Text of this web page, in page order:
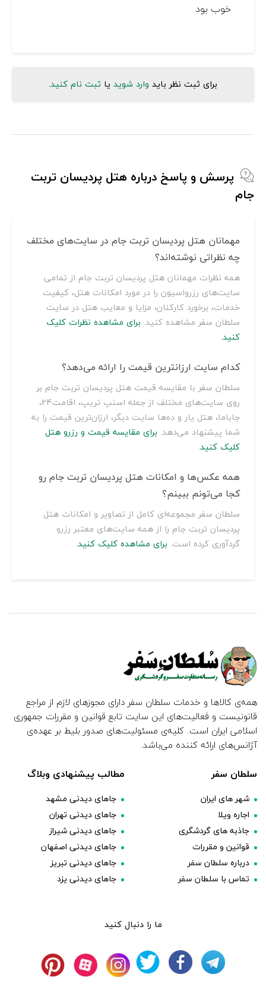
خوب بود
برای ثبت نظر باید وارد شوید یا ثبت نام کنید.
پرسش و پاسخ درباره هتل پردیسان تربت
جام
مهمانان هتل پردیسان تربت جام در سایت‌های مختلف
چه نظراتی نوشته‌اند؟
همه نظرات مهمانان هتل پردیسان تربت جام از تمامی
سایت‌های رزرواسیون را در مورد امکانات هتل، کیفیت
خدمات، برخورد کارکنان، مزایا و معایب هتل در سایت
سلطان سفر مشاهده کنید. برای مشاهده نظرات کلیک
کنید.
کدام سایت ارزانترین قیمت را ارائه می‌دهد؟
سلطان سفر با مقایسه قیمت هتل پردیسان تربت جام بر
روی سایت‌های مختلف از جمله اسنپ تریپ، اقامت24،
جاباما، هتل یار و ده‌ها سایت دیگر، ارزان‌ترین قیمت را به
شما پیشنهاد می‌دهد. برای مقایسه قیمت و رزرو هتل
کلیک کنید.
همه عکس‌ها و امکانات هتل پردیسان تربت جام رو
کجا می‌تونم ببینم؟
سلطان سفر مجموعه‌ای کامل از تصاویر و امکانات هتل
پردیسان تربت جام را از همه سایت‌های معتبر رزرو
گردآوری کرده است. برای مشاهده کلیک کنید.
همه‌ی کالاها و خدمات سلطان سفر دارای مجوزهای لازم از مراجع
قانونیست و فعالیت‌های این سایت تابع قوانین و مقررات جمهوری
اسلامی ایران است. کلیه‌ی مسئولیت‌های صدور بلیط بر عهده‌ی
آژانس‌های ارائه کننده می‌باشد.
سلطان سفر
شهر های ایران
اجاره ویلا
جاذبه های گردشگری
قوانین و مقررات
درباره سلطان سفر
تماس با سلطان سفر
مطالب پیشنهادی وبلاگ
جاهای دیدنی مشهد
جاهای دیدنی تهران
جاهای دیدنی شیراز
جاهای دیدنی اصفهان
جاهای دیدنی تبریز
جاهای دیدنی یزد
ما را دنبال کنید